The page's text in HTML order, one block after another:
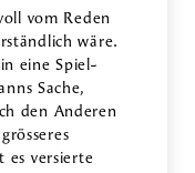
vom Reden
wäre.
eine Spiel-
Sache,
den Anderen
es versierte